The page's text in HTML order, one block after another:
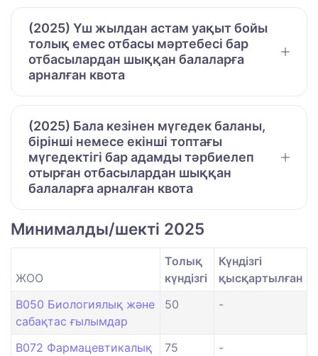
(2025) Үш жылдан астам уақыт бойы
толық емес отбасы мәртебесі бар
отбасылардан шыққан балаларға
арналған квота
(2025) Бала кезінен мүгедек баланы,
бірінші немесе екінші топтағы
мүгедектігі бар адамды тәрбиелеп
отырған отбасылардан шыққан
балаларға арналған квота
Минималды/шекті 2025
ЖОО
Толық
күндізгі
Күндізгі
қысқартылған
B050 Биологиялық және
сабақтас ғылымдар
50 -
B072 Фармацевтикалық
75 -